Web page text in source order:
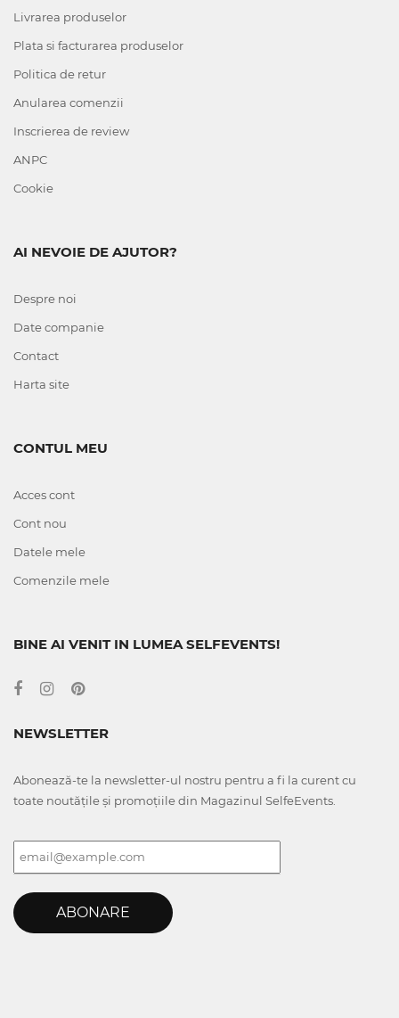
Livrarea produselor
Plata si facturarea produselor
Politica de retur
Anularea comenzii
Inscrierea de review
ANPC
Cookie
AI NEVOIE DE AJUTOR?
Despre noi
Date companie
Contact
Harta site
CONTUL MEU
Acces cont
Cont nou
Datele mele
Comenzile mele
BINE AI VENIT IN LUMEA SELFEVENTS!
NEWSLETTER
Abonează-te la newsletter-ul nostru pentru a fi la curent cu
toate noutățile și promoțiile din Magazinul SelfeEvents.
ABONARE